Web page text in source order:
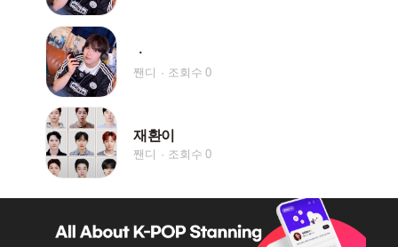
ㆍ
짼디 조회수 0
재환이
짼디 조회수 0